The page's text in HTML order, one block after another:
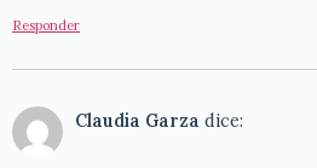
Responder
Claudia Garza dice: